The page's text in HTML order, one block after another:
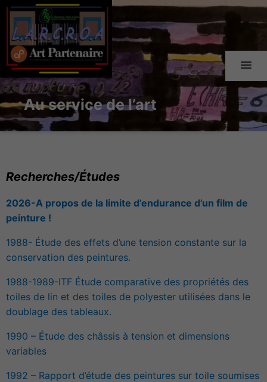
Au service de l’art
Recherches/Études
2026-A propos de la limite d’endurance d’un film de
peinture !
1988- Étude des effets d’une tension constante sur la
conservation des peintures.
1988-1989-ITF Étude comparative des propriétés des
toiles de lin et des toiles de polyester utilisées dans le
doublage des tableaux.
1990 – Étude des châssis à tension et dimensions
variables
1992 – Rapport d’étude des peintures sur toile soumises